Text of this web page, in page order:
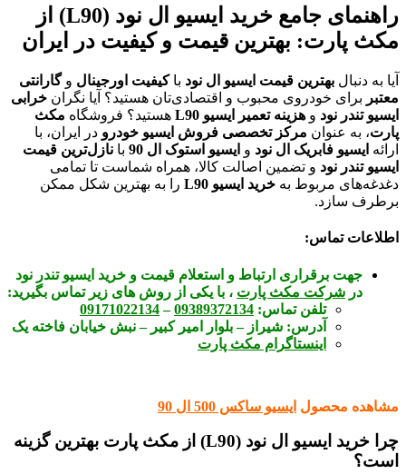
راهنمای جامع خرید ایسیو ال نود (L90) از
مکث پارت: بهترین قیمت و کیفیت در ایران
آیا به دنبال بهترین قیمت ایسیو ال نود باکیفیت اورجینال وگارانتی
معتبر برای خودروی محبوب و اقتصادی‌تان هستید؟ آیا نگران خرابی
ایسیو تندر نود و هزینه تعمیر ایسیو L90 هستید؟ فروشگاه مکث
پارت، به عنوان مرکز تخصصی فروش ایسیو خودرو در ایران، با
ارائه ایسیو فابریک ال نود و ایسیو استوک ال 90 با نازل‌ترین قیمت
ایسیو تندر نود و تضمین اصالت کالا، همراه شماست تا تمامی
دغدغه‌های مربوط به خرید ایسیو L90
را به بهترین شکل ممکن
برطرف سازد.
اطلاعات تماس:
جهت برقراری ارتباط و استعلام قیمت و خرید ایسیو تندر نود
در شرکت مکث پارت ، با یکی از روش های زیر تماس بگیرید:
تلفن تماس: 09389372134
–
09171022134
آدرس: شیراز – بلوار امیر کبیر – نبش خیابان فاخته یک
اینستاگرام مکث پارت
مشاهده محصول ایسیو ساکس 500 ال 90
چرا خرید ایسیو ال نود (L90) از مکث پارت بهترین گزینه
است؟